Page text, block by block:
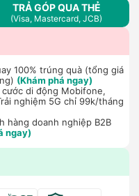
TRẢ GÓP QUA THẺ
(Visa, Mastercard, JCB)
100% trúng quà (tổng giá
(Khám phá ngay)
di động Mobifone,
nghiệm 5G chỉ 99k/tháng
hàng doanh nghiệp B2B
ngay)